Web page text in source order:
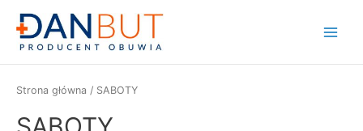
content
Strona główna / SABOTY